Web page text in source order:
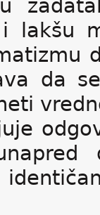
lakšu
da